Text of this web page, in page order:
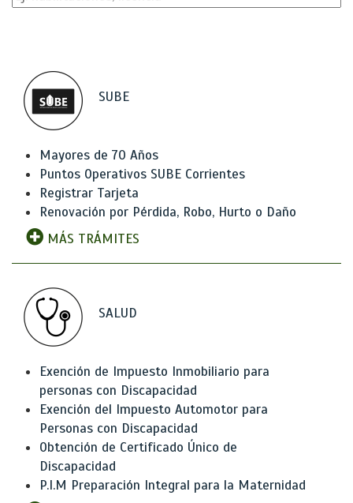
SUBE
Mayores de 70 Años
Puntos Operativos SUBE Corrientes
Registrar Tarjeta
Renovación por Pérdida, Robo, Hurto o Daño
MÁS TRÁMITES
SALUD
Exención de Impuesto Inmobiliario para
personas con Discapacidad
Exención del Impuesto Automotor para
Personas con Discapacidad
Obtención de Certificado Único de
Discapacidad
P.I.M Preparación Integral para la Maternidad